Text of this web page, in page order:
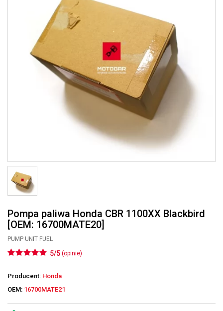
Pompa paliwa Honda CBR 1100XX Blackbird
[OEM: 16700MATE20]
PUMP UNIT FUEL
5/5 (opinie)
Producent: Honda
OEM: 16700MATE21